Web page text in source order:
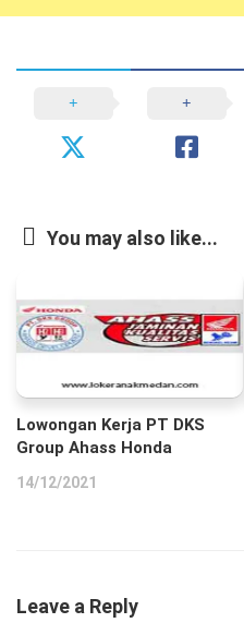
You may also like...
Lowongan Kerja PT DKS
Group Ahass Honda
14/12/2021
Leave a Reply